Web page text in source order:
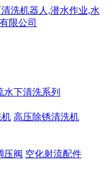
水下清洗系列
机 高压除锈清洗机
压阀 空化射流配件